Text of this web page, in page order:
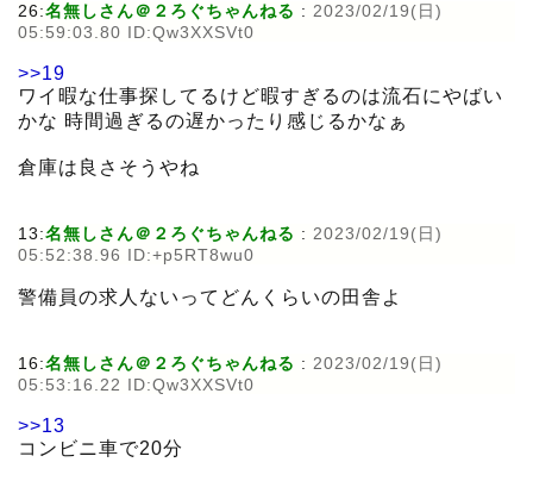
26:名無しさん＠２ろぐちゃんねる : 2023/02/19(日)
05:59:03.80 ID:Qw3XXSVt0
>>19
ワイ暇な仕事探してるけど暇すぎるのは流石にやばい
かな 時間過ぎるの遅かったり感じるかなぁ
倉庫は良さそうやね
13:名無しさん＠２ろぐちゃんねる : 2023/02/19(日)
05:52:38.96 ID:+p5RT8wu0
警備員の求人ないってどんくらいの田舎よ
16:名無しさん＠２ろぐちゃんねる : 2023/02/19(日)
05:53:16.22 ID:Qw3XXSVt0
>>13
コンビニ車で20分